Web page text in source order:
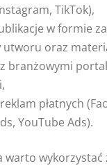
TikTok),
w formie
oraz
branżowymi
płatnych
YouTube Ads).
warto